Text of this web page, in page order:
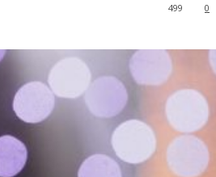
0
499